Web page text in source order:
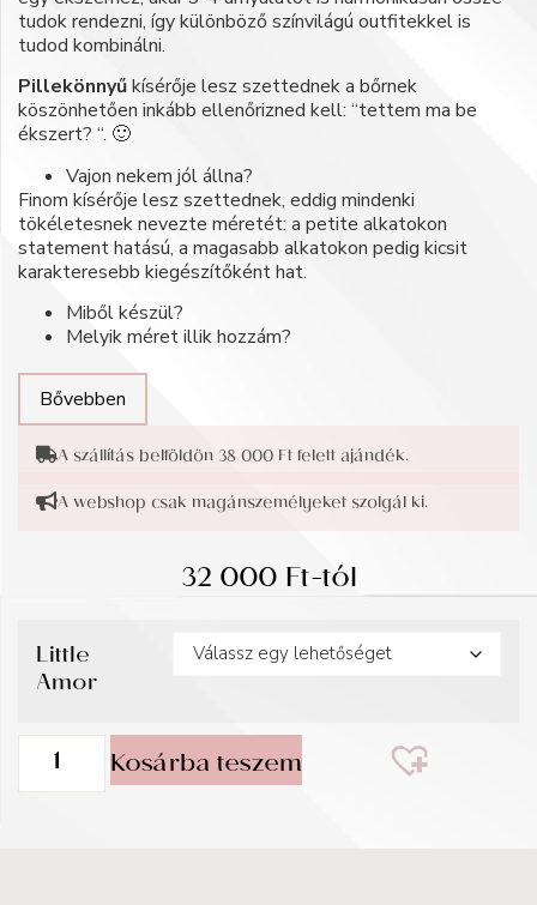
tudok rendezni, így különböző színvilágú outfitekkel is
tudod kombinálni.
Pillekönnyűkísérője lesz szettednek a bőrnek
köszönhetően inkább ellenőrizned kell: “tettem ma be
ékszert? “. 🙂
Vajon nekem jól állna?
Finom kísérője lesz szettednek, eddig mindenki
tökéletesnek nevezte méretét: a petite alkatokon
statement hatású, a magasabb alkatokon pedig kicsit
karakteresebb kiegészítőként hat.
Miből készül?
Melyik méret illik hozzám?
Bővebben
A szállítás belföldön 38 000 Ft felett ajándék.
A webshop csak magánszemélyeket szolgál ki.
32 000Ft-tól
Little
Amor
Kosárba teszem